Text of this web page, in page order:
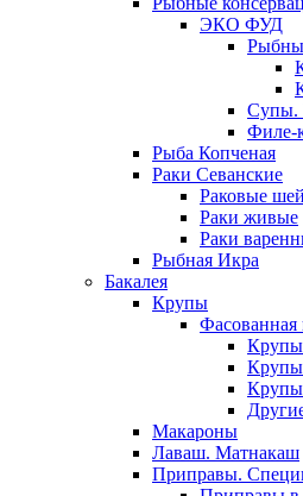
ЭКО ФУД
Супы.
Филе-
Рыба Копченая
Раки Севанские
Раковые
Раки живые
Раки
Рыбная Икра
Бакалея
Крупы
Фасованная
Крупы
Макароны
Лаваш. Матнакаш
Приправы.